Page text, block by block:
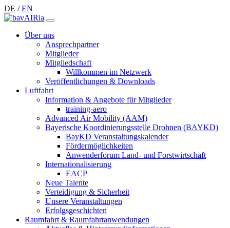
DE /EN
Über uns
Ansprechpartner
Mitglieder
Mitgliedschaft
Willkommen im Netzwerk
Veröffentlichungen & Downloads
Luftfahrt
Information & Angebote für Mitglieder
training-aero
Advanced Air Mobility (AAM)
Bayerische Koordinierungsstelle Drohnen (BAYKD)
BayKD Veranstaltungskalender
Fördermöglichkeiten
Anwenderforum Land- und Forstwirtschaft
Internationalisierung
EACP
Neue Talente
Verteidigung & Sicherheit
Unsere Veranstaltungen
Erfolgsgeschichten
Raumfahrt & Raumfahrtanwendungen